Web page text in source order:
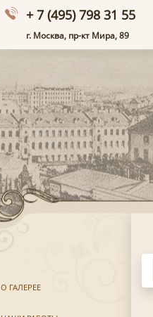
+ 7 (495) 798 31 55
г. Москва, пр-кт Мира, 89
О ГАЛЕРЕЕ